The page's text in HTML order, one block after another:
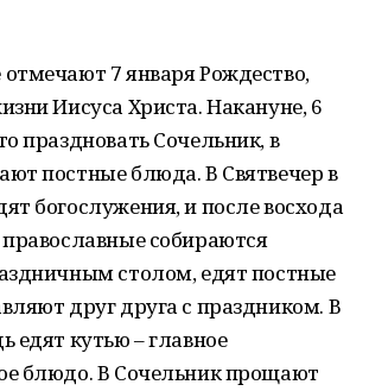
7 января Рождество,
Иисуса Христа. Накануне, 6
праздновать Сочельник, в
постные блюда. В Святвечер в
богослужения, и после восхода
собираются
столом, едят постные
друг друга с праздником. В
едят кутью – главное
блюдо. В Сочельник прощают